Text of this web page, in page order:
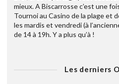
mieux. A Biscarrosse c’est une
Tournoi au Casino de la plage et
les mardis et vendredi (à
de 14 à 19h. Y a plus qu’à !
Les derniers